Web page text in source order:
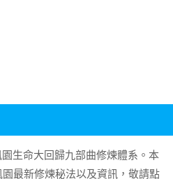
生命大回歸九部曲修煉體系。本
最新修煉秘法以及資訊，敬請點